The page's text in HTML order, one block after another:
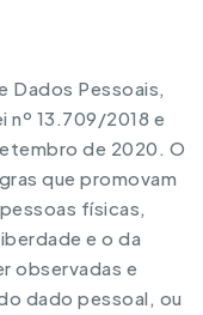
Dados Pessoais,
nº 13.709/2018 e
de 2020. O
que promovam
físicas,
e o da
observadas e
dado pessoal, ou